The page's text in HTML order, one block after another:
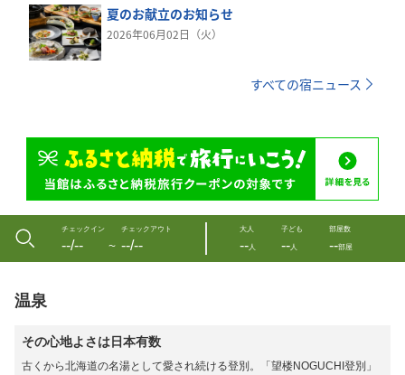
夏のお献立のお知らせ
2026年06月02日（火）
すべての宿ニュース
チェックイン
--/-- 〜
チェックアウト
--/--
大人
--人
子ども
--人
部屋数
--部屋
温泉
その心地よさは日本有数
古くから北海道の名湯として愛され続ける登別。「望楼NOGUCHI登別」